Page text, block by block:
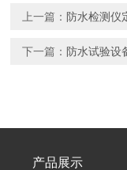
上一篇： 防水检测仪
下一篇： 防水试验设
产品展示